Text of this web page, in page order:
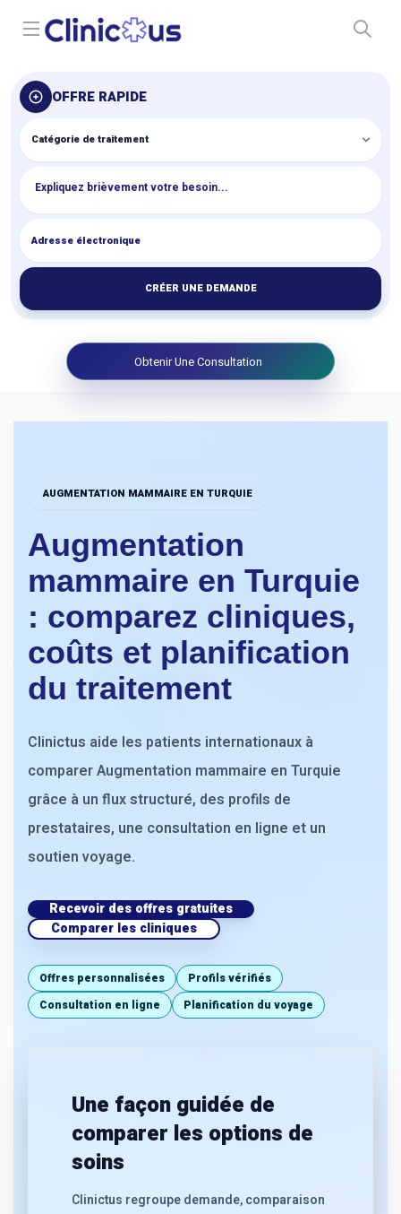
Open menu
OFFRE RAPIDE
CRÉER UNE DEMANDE
Obtenir Une Consultation
AUGMENTATION MAMMAIRE EN TURQUIE
Augmentation
mammaire en Turquie
: comparez cliniques,
coûts et planification
du traitement
Clinictus aide les patients internationaux à
comparer Augmentation mammaire en Turquie
grâce à un flux structuré, des profils de
prestataires, une consultation en ligne et un
soutien voyage.
Recevoir des offres gratuites
Comparer les cliniques
Offres personnalisées
Profils vérifiés
Consultation en ligne
Planification du voyage
Une façon guidée de
comparer les options de
soins
Clinictus regroupe demande, comparaison